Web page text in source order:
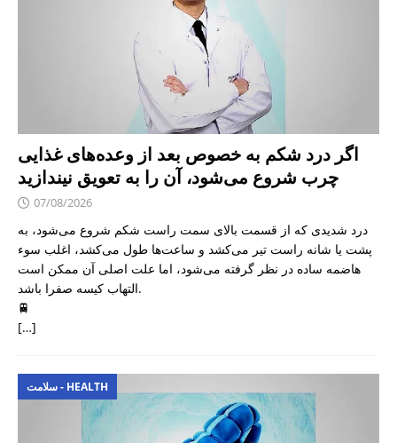
اگر درد شکم به خصوص بعد از وعده‌های غذایی
چرب شروع می‌شود، آن را به تعویق نیندازید
07/08/2026
درد شدیدی که از قسمت بالای سمت راست شکم شروع می‌شود، به
پشت یا شانه راست تیر می‌کشد و ساعت‌ها طول می‌کشد، اغلب سوء
هاضمه ساده در نظر گرفته می‌شود، اما علت اصلی آن ممکن است
التهاب کیسه صفرا باشد.
🚆
[…]
سلامت - HEALTH